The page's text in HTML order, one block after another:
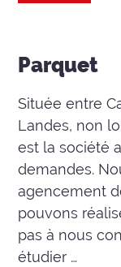
Parquet
Située entre
Landes, non
est la société
demandes.
agencement
pouvons
pas à nous
étudier …